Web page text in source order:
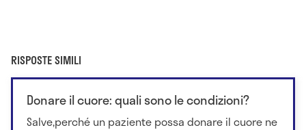
RISPOSTE SIMILI
Donare il cuore: quali sono le condizioni?
Salve,perché un paziente possa donare il cuore ne